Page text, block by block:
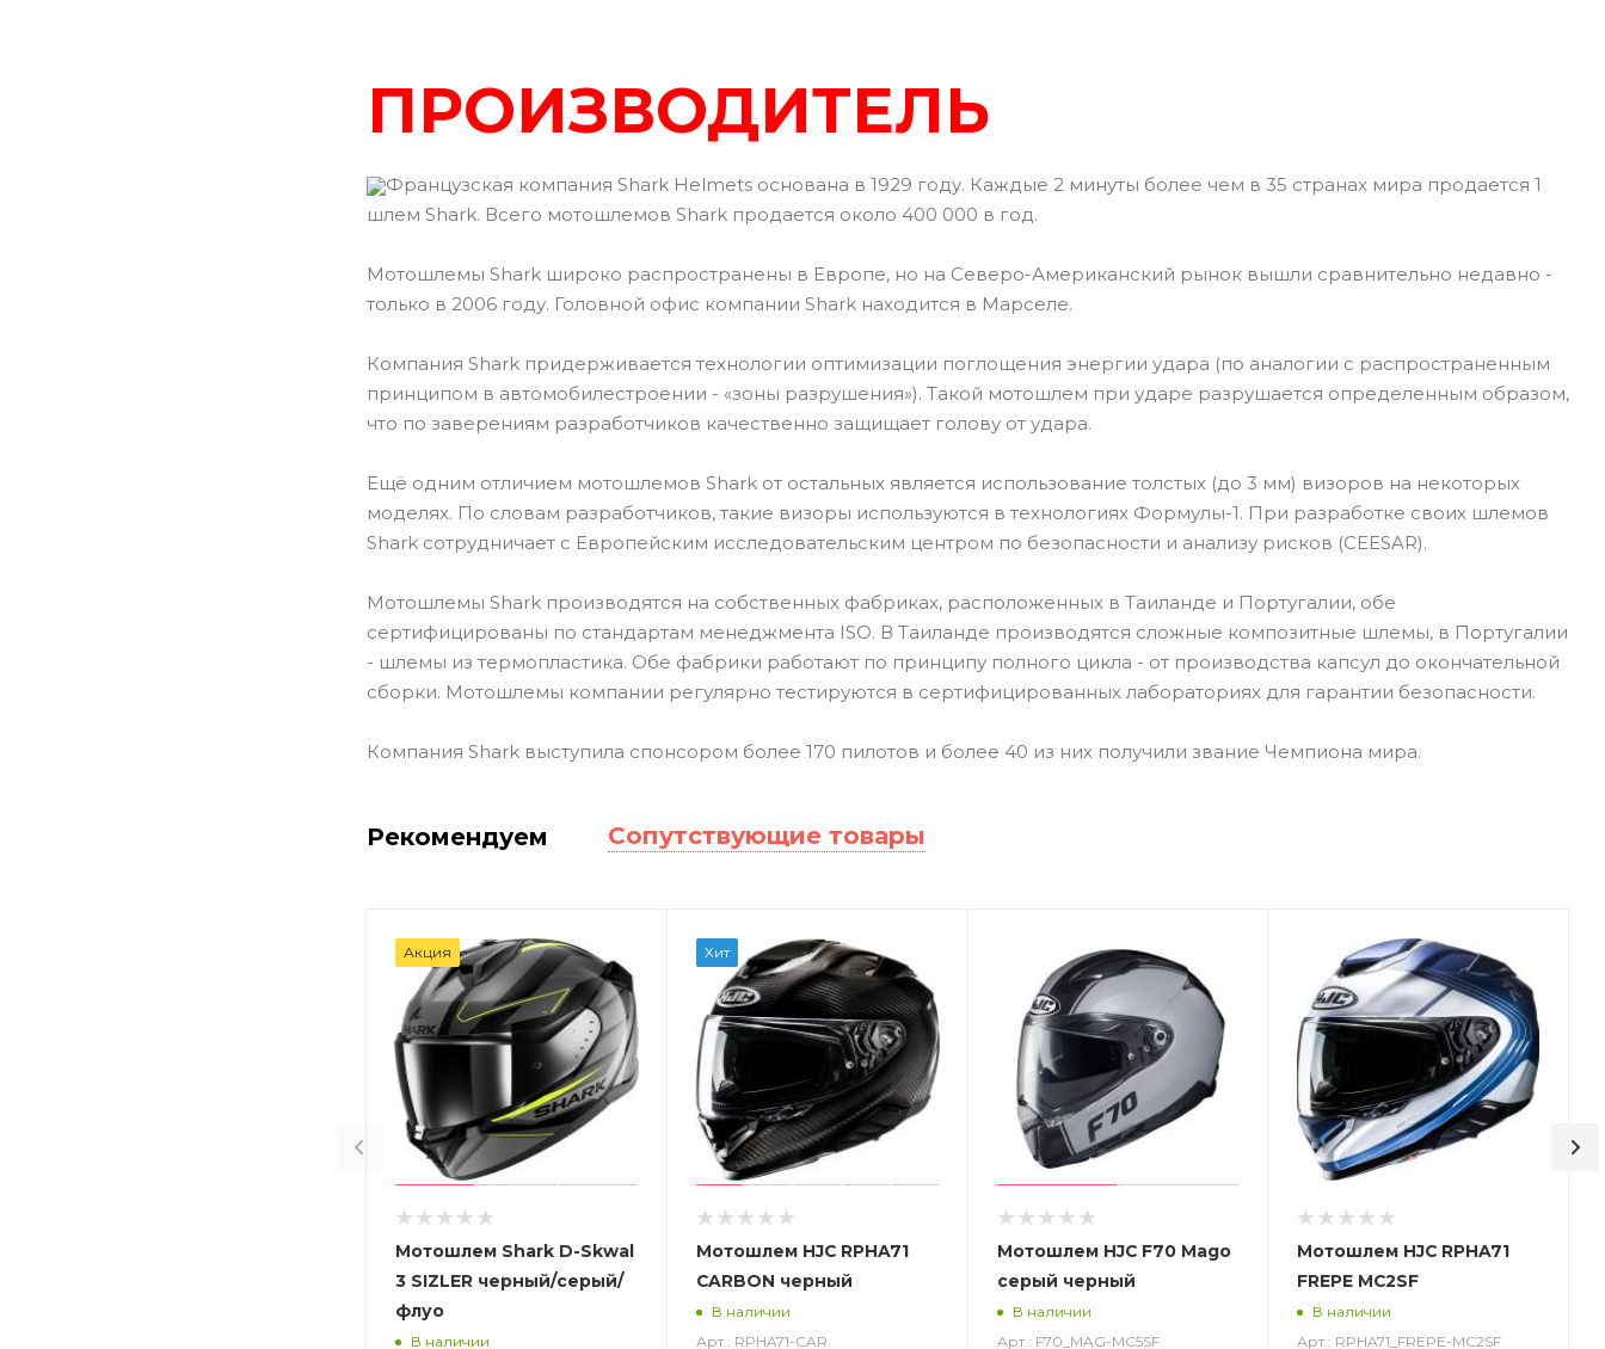
ПРОИЗВОДИТЕЛЬ
Французская компания Shark Helmets основана в 1929 году. Каждые 2 минуты более чем в 35 странах мира продается 1
шлем Shark. Всего мотошлемов Shark продается около 400 000 в год.
Мотошлемы Shark широко распространены в Европе, но на Северо-Американский рынок вышли сравнительно недавно -
только в 2006 году. Головной офис компании Shark находится в Марселе.
Компания Shark придерживается технологии оптимизации поглощения энергии удара (по аналогии с распространенным
принципом в автомобилестроении - «зоны разрушения»). Такой мотошлем при ударе разрушается определенным образом,
что по заверениям разработчиков качественно защищает голову от удара.
Ещё одним отличием мотошлемов Shark от остальных является использование толстых (до 3 мм) визоров на некоторых
моделях. По словам разработчиков, такие визоры используются в технологиях Формулы-1. При разработке своих шлемов
Shark сотрудничает с Европейским исследовательским центром по безопасности и анализу рисков (CEESAR).
Мотошлемы Shark производятся на собственных фабриках, расположенных в Таиланде и Португалии, обе
сертифицированы по стандартам менеджмента ISO. В Таиланде производятся сложные композитные шлемы, в Португалии
- шлемы из термопластика. Обе фабрики работают по принципу полного цикла - от производства капсул до окончательной
сборки. Мотошлемы компании регулярно тестируются в сертифицированных лабораториях для гарантии безопасности.
Компания Shark выступила спонсором более 170 пилотов и более 40 из них получили звание Чемпиона мира.
Рекомендуем Сопутствующие товары
Акция
Мотошлем Shark D-Skwal
3 SIZLER черный/серый/
флуо
В наличии
Хит
Мотошлем HJC RPHA71
CARBON черный
В наличии
Арт.: RPHA71-CAR
Мотошлем HJC F70 Mago
серый черный
В наличии
Арт.: F70_MAG-MC5SF
Мотошлем HJC RPHA71
FREPE MC2SF
В наличии
Арт.: RPHA71_FREPE-MC2SF